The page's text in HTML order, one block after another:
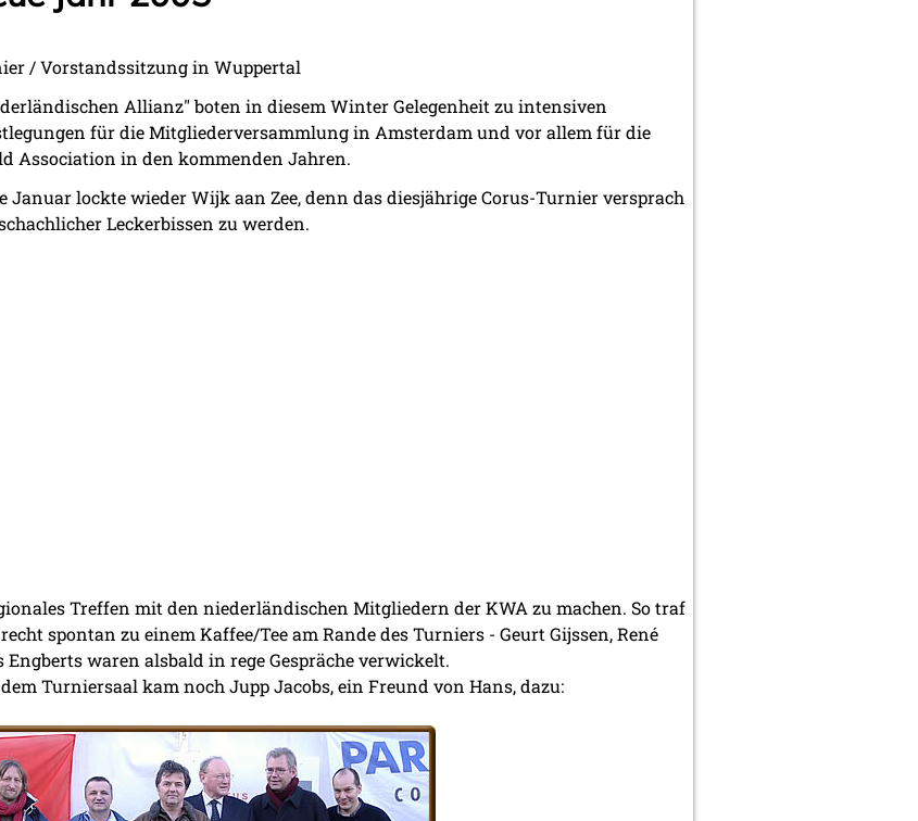
/ Vorstandssitzung in Wuppertal
Allianz" boten in diesem Winter Gelegenheit zu intensiven
für die Mitgliederversammlung in Amsterdam und vor allem für die
Association in den kommenden Jahren.
Januar lockte wieder Wijk aan Zee, denn das diesjährige Corus-Turnier versprach
Leckerbissen zu werden.
Treffen mit den niederländischen Mitgliedern der KWA zu machen. So traf
spontan zu einem Kaffee/Tee am Rande des Turniers - Geurt Gijssen, René
waren alsbald in rege Gespräche verwickelt.
Turniersaal kam noch Jupp Jacobs, ein Freund von Hans, dazu: